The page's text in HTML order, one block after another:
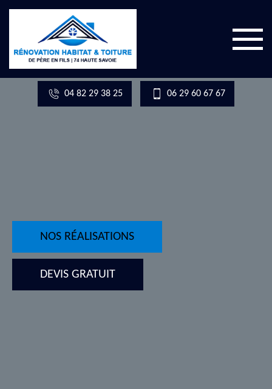
04 82 29 38 25 06 29 60 67 67
NOS RÉALISATIONS
DEVIS GRATUIT